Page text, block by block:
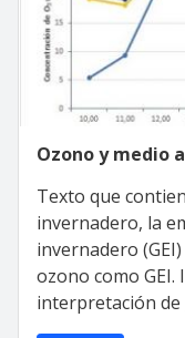
Ozono y medio
Texto que
invernadero, la
invernadero
ozono como GEI.
interpretación de